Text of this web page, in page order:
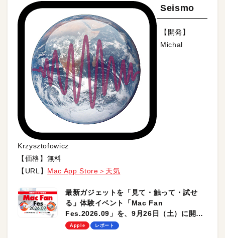
Seismo
【開発】
Michal
Krzysztofowicz
【価格】無料
【URL】 Mac App Store＞天気
最新ガジェットを「見て・触って・試せ
る」体験イベント「Mac Fan
Fes.2026.09」を、9月26日（土）に開催
します！
Apple レポート